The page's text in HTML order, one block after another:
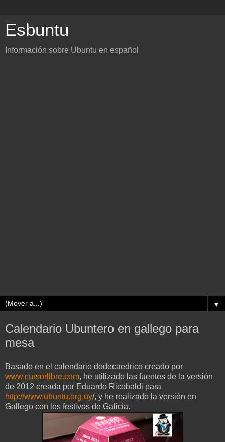
Esbuntu
Información sobre Ubuntu en español
▼
Calendario Ubuntero en gallego para
mesa
Basado en el calendario dodecaedrico creado por
www.cursorlibre.com, he utilizado las fuentes de la versión
de 2012 creada por Eduardo Ricobaldi para
http://www.ubuntu.org.uy/, y he realizado la versión en
Gallego con los festivos de Galicia.